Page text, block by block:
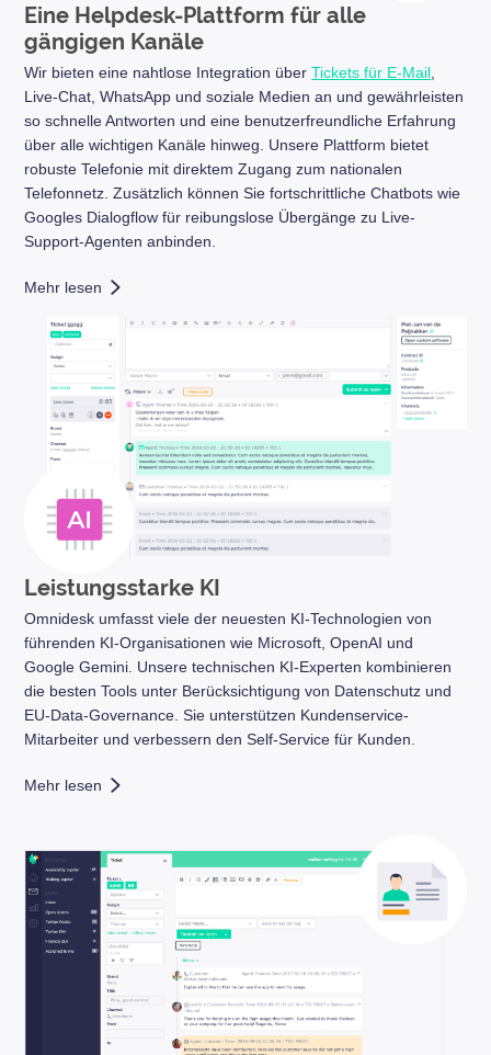
Eine Helpdesk-Plattform für alle
gängigen Kanäle
Wir bieten eine nahtlose Integration überTickets für E-Mail
Live-Chat, WhatsApp und soziale Medien an und gewährleisten
so schnelle Antworten und eine benutzerfreundliche Erfahrung
über alle wichtigen Kanäle hinweg. Unsere Plattform bietet
robuste Telefonie mit direktem Zugang zum nationalen
Telefonnetz. Zusätzlich können Sie fortschrittliche Chatbots wie
Googles Dialogflow für reibungslose Übergänge zu Live-
Support-Agenten anbinden.
Mehr lesen
Leistungsstarke KI
Omnidesk umfasst viele der neuesten KI-Technologien von
führenden KI-Organisationen wie Microsoft, OpenAI und
Google Gemini. Unsere technischen KI-Experten kombinieren
die besten Tools unter Berücksichtigung von Datenschutz und
EU-Data-Governance. Sie unterstützen Kundenservice-
Mitarbeiter und verbessern den Self-Service für Kunden.
Mehr lesen